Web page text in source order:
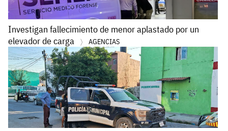
Investigan fallecimiento de menor aplastado por un
elevador de carga
AGENCIAS